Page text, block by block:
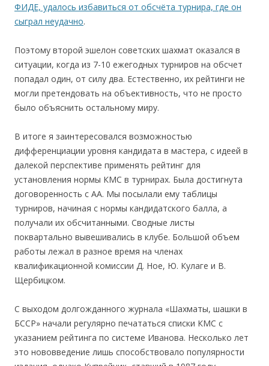
ФИДЕ, удалось избавиться от обсчёта турнира, где он
сыграл неудачно.
Поэтому второй эшелон советских шахмат оказался в
ситуации, когда из 7-10 ежегодных турниров на обсчет
попадал один, от силу два. Естественно, их рейтинги не
могли претендовать на объективность, что не просто
было объяснить остальному миру.
В итоге я заинтересовался возможностью
дифференциации уровня кандидата в мастера, с идеей в
далекой перспективе применять рейтинг для
установления нормы КМС в турнирах. Была достигнута
договоренность с АА. Мы посылали ему таблицы
турниров, начиная с нормы кандидатского балла, а
получали их обсчитанными. Сводные листы
поквартально вывешивались в клубе. Большой объем
работы лежал в разное время на членах
квалификационной комиссии Д. Ное, Ю. Кулаге и В.
Щербицком.
С выходом долгожданного журнала «Шахматы, шашки в
БССР» начали регулярно печататься списки КМС с
указанием рейтинга по системе Иванова. Несколько лет
это нововведение лишь способствовало популярности